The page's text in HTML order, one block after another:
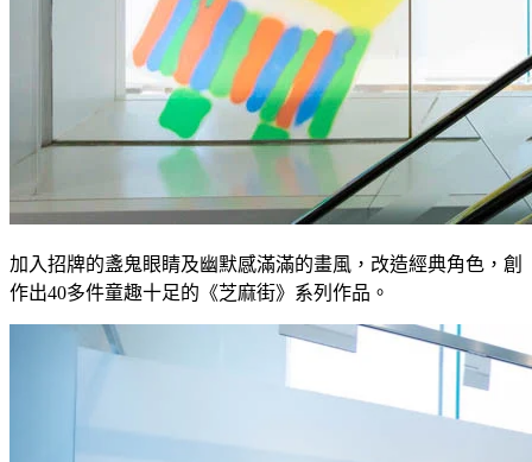
加入招牌的盞鬼眼睛及幽默感滿滿的畫風，改造經典角色，創
作出40多件童趣十足的《芝麻街》系列作品。